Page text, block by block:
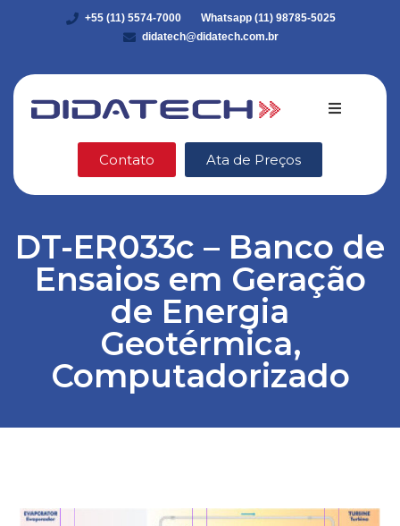
+55 (11) 5574-7000
Whatsapp (11) 98785-5025
didatech@didatech.com.br
Quem
DidaStore
VEX Robotics
Contato Ata de Preços
DT-ER033c – Banco de
Ensaios em Geração
de Energia
Geotérmica,
Computadorizado